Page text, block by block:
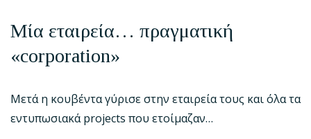
Μία εταιρεία… πραγματική
«corporation»
Μετά η κουβέντα γύρισε στην εταιρεία τους και όλα τα
εντυπωσιακά projects που ετοίμαζαν…